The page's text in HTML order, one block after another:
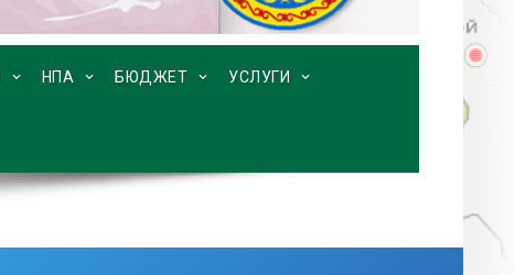
НПА БЮДЖЕТ УСЛУГИ